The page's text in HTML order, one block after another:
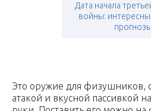
Дата начала
войны:
прогнозы
Это оружие для физушников,
атакой и вкусной пассивкой